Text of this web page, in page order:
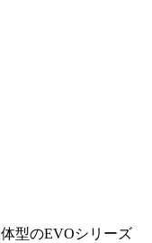
型のEVOシリーズ